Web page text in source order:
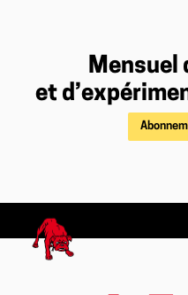
Mensuel
et